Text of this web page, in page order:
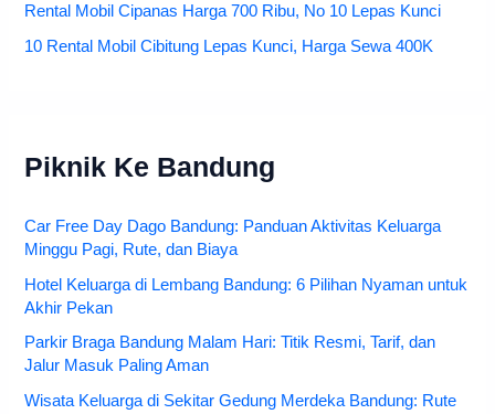
Rental Mobil Cipanas Harga 700 Ribu, No 10 Lepas Kunci
10 Rental Mobil Cibitung Lepas Kunci, Harga Sewa 400K
Piknik Ke Bandung
Car Free Day Dago Bandung: Panduan Aktivitas Keluarga
Minggu Pagi, Rute, dan Biaya
Hotel Keluarga di Lembang Bandung: 6 Pilihan Nyaman untuk
Akhir Pekan
Parkir Braga Bandung Malam Hari: Titik Resmi, Tarif, dan
Jalur Masuk Paling Aman
Wisata Keluarga di Sekitar Gedung Merdeka Bandung: Rute